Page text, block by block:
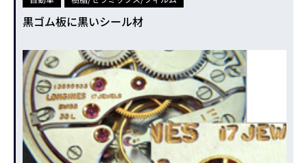
黒ゴム板に黒いシール材